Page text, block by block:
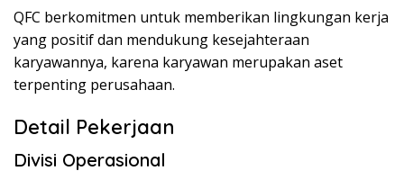
QFC berkomitmen untuk memberikan lingkungan kerja
yang positif dan mendukung kesejahteraan
karyawannya, karena karyawan merupakan aset
terpenting perusahaan.
Detail Pekerjaan
Divisi Operasional